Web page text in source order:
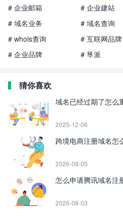
# 企业邮箱
# 企业建站
# 域名业务
# 域名查询
# whois查询
# 互联网品牌
# 企业品牌
# 垦派
猜你喜欢
域名已经过期了怎么
2025-12-06
跨境电商注册域名怎
2026-08-05
怎么申请腾讯域名注
2026-08-03